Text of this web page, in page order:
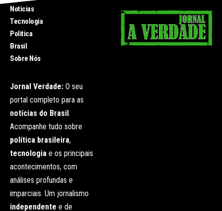
Noticias
Tecnologia
Politica
Brasil
Sobre Nós
Jornal Verdade: O seu
portal completo para as
notícias do Brasil .
Acompanhe tudo sobre
política brasileira,
tecnologia e os principais
acontecimentos, com
análises profundas e
imparciais. Um jornalismo
independente e de